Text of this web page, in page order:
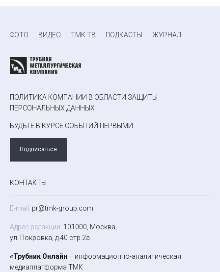
ФОТО ВИДЕО ТМК ТВ ПОДКАСТЫ ЖУРНАЛ
ПОЛИТИКА КОМПАНИИ В ОБЛАСТИ ЗАЩИТЫ
ПЕРСОНАЛЬНЫХ ДАННЫХ
БУДЬТЕ В КУРСЕ СОБЫТИЙ ПЕРВЫМИ
Подписаться
КОНТАКТЫ
E-mail: pr@tmk-group.com
Адрес редакции: 101000, Москва,
ул. Покровка, д.40 стр.2а
«Трубник Онлайн – информационно-аналитическая
медиаплатформа ТМК